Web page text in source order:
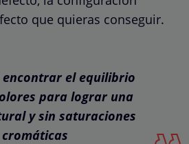
que quieras conseguir.
encontrar el equilibrio
para lograr una
y sin saturaciones
cromáticas